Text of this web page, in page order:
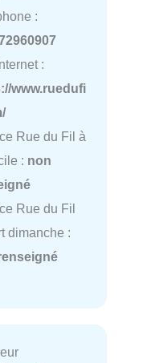
:
:
www.ruedufi
Rue du Fil à
: non
Rue du Fil
dimanche :